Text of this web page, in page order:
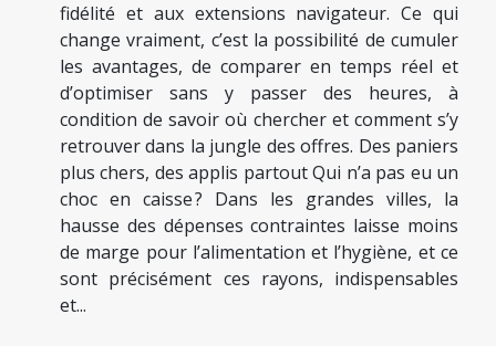
fidélité et aux extensions navigateur. Ce qui
change vraiment, c’est la possibilité de cumuler
les avantages, de comparer en temps réel et
d’optimiser sans y passer des heures, à
condition de savoir où chercher et comment s’y
retrouver dans la jungle des offres. Des paniers
plus chers, des applis partout Qui n’a pas eu un
choc en caisse ? Dans les grandes villes, la
hausse des dépenses contraintes laisse moins
de marge pour l’alimentation et l’hygiène, et ce
sont précisément ces rayons, indispensables
et...